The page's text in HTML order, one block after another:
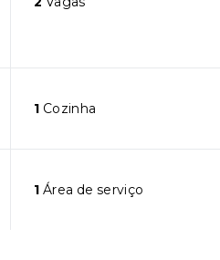
1 Cozinha
1 Área de serviço